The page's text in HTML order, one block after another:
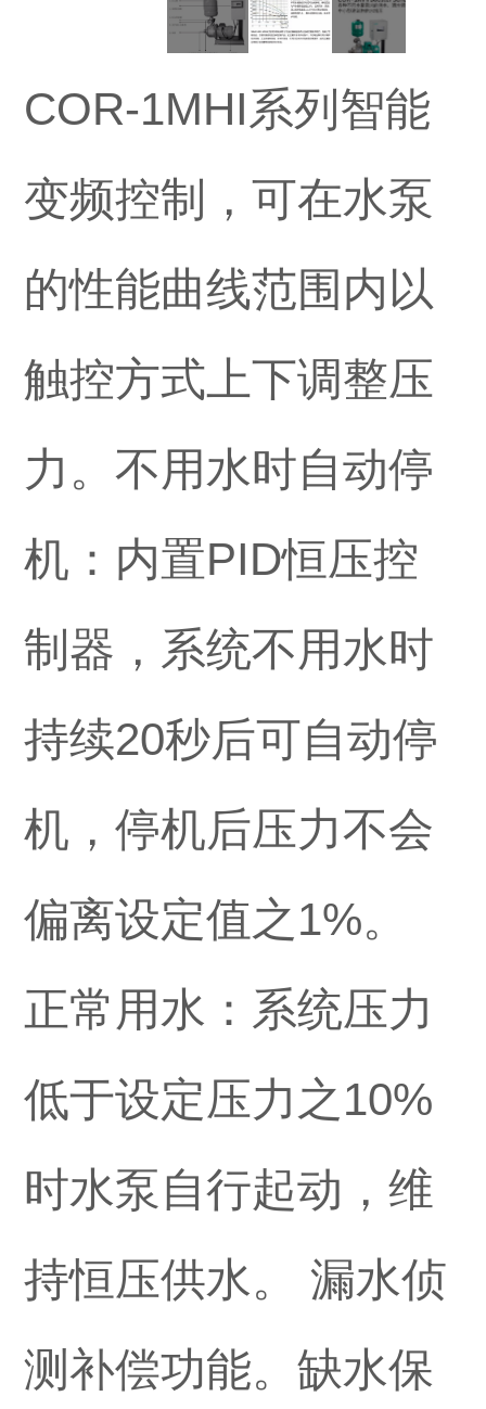
COR-1MHI系列智能
变频控制，可在水泵
的性能曲线范围内以
触控方式上下调整压
力。不用水时自动停
机：内置PID恒压控
制器，系统不用水时
持续20秒后可自动停
机，停机后压力不会
偏离设定值之1%。
正常用水：系统压力
低于设定压力之10%
时水泵自行起动，维
持恒压供水。 漏水侦
测补偿功能。缺水保